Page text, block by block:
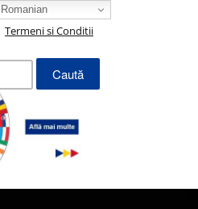
Termeni si Conditii
Caută
după:
Romanian